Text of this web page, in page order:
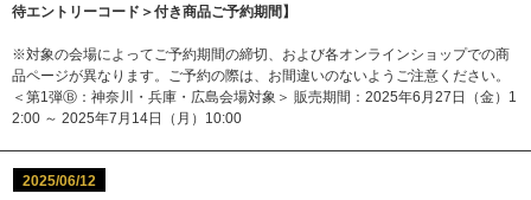
待エントリーコード＞付き商品ご予約期間】
※対象の会場によってご予約期間の締切、および各オンラインショップでの商
品ページが異なります。ご予約の際は、お間違いのないようご注意ください。
＜第1弾Ⓑ：神奈川・兵庫・広島会場対象＞ 販売期間：2025年6月27日（金）1
2:00 ～ 2025年7月14日（月）10:00
2025/06/12